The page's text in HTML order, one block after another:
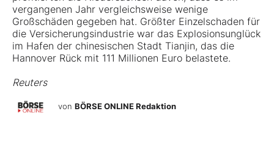
vergangenen Jahr vergleichsweise wenige
Großschäden gegeben hat. Größter Einzelschaden für
die Versicherungsindustrie war das Explosionsunglück
im Hafen der chinesischen Stadt Tianjin, das die
Hannover Rück mit 111 Millionen Euro belastete.
Reuters
von BÖRSE ONLINE Redaktion